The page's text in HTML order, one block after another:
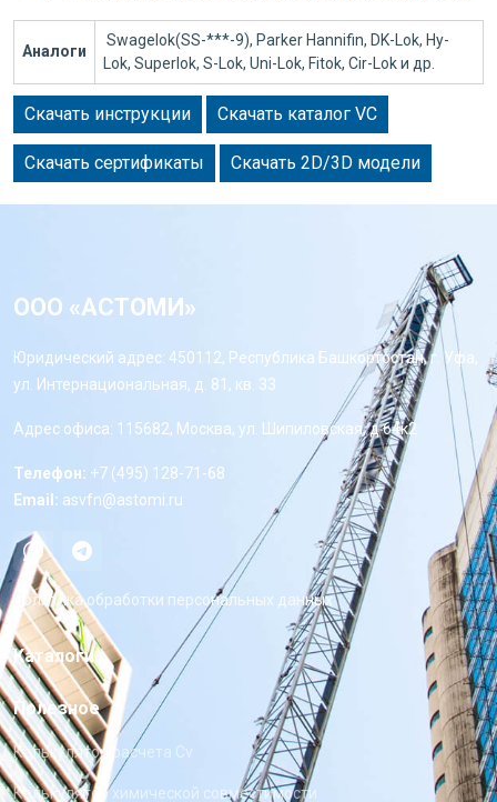
Аналоги
Swagelok(SS-***-9), Parker Hannifin, DK-Lok, Hy-
Lok, Superlok, S-Lok, Uni-Lok, Fitok, Cir-Lok и др.
Скачать инструкции Скачать каталог VC
Скачать сертификаты Скачать 2D/3D модели
ООО «АСТОМИ»
Юридический адрес: 450112, Республика Башкортостан, г. Уфа,
ул. Интернациональная, д. 81, кв. 33
Адрес офиса: 115682, Москва, ул. Шипиловская, д 64к2
Телефон: +7 (495) 128-71-68
Email: asvfn@astomi.ru
Политика обработки персональных данных
Каталоги
Полезное
Калькулятор расчета Cv
Калькулятор химической совместимости